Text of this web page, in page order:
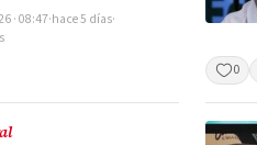
· 08:47·hace 5 días·
0